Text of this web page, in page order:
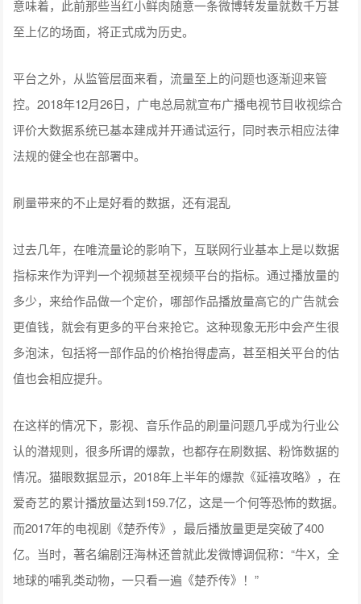
意味着，此前那些当红小鲜肉随意一条微博转发量就数千万甚
至上亿的场面，将正式成为历史。
平台之外，从监管层面来看，流量至上的问题也逐渐迎来管
控。2018年12月26日，广电总局就宣布广播电视节目收视综合
评价大数据系统已基本建成并开通试运行，同时表示相应法律
法规的健全也在部署中。
刷量带来的不止是好看的数据，还有混乱
过去几年，在唯流量论的影响下，互联网行业基本上是以数据
指标来作为评判一个视频甚至视频平台的指标。通过播放量的
多少，来给作品做一个定价，哪部作品播放量高它的广告就会
更值钱，就会有更多的平台来抢它。这种现象无形中会产生很
多泡沫，包括将一部作品的价格抬得虚高，甚至相关平台的估
值也会相应提升。
在这样的情况下，影视、音乐作品的刷量问题几乎成为行业公
认的潜规则，很多所谓的爆款，也都存在刷数据、粉饰数据的
情况。猫眼数据显示，2018年上半年的爆款《延禧攻略》，在
爱奇艺的累计播放量达到159.7亿，这是一个何等恐怖的数据。
而2017年的电视剧《楚乔传》，最后播放量更是突破了400
亿。当时，著名编剧汪海林还曾就此发微博调侃称：“牛X，全
地球的哺乳类动物，一只看一遍《楚乔传》！”